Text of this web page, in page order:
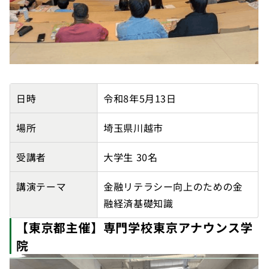
【埼玉県金融リテラシー向上パートナー】東邦音楽大学
日時 令和8年5月13日
場所 埼玉県川越市
受講者 大学生 30名
講演テーマ
金融リテラシー向上のための金
融経済基礎知識
【東京都主催】専門学校東京アナウンス学
院